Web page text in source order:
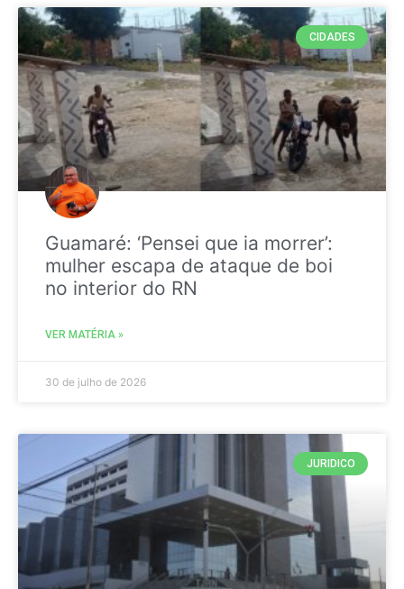
CIDADES
Guamaré: ‘Pensei que ia morrer’:
mulher escapa de ataque de boi
no interior do RN
VER MATÉRIA »
30 de julho de 2026
JURIDICO